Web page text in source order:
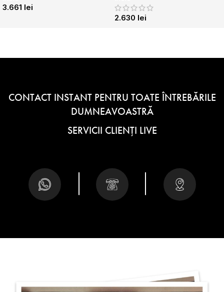
3.661 lei
2.630 lei
CONTACT INSTANT PENTRU TOATE ÎNTREBĂRILE
DUMNEAVOASTRĂ
SERVICII CLIENȚI LIVE